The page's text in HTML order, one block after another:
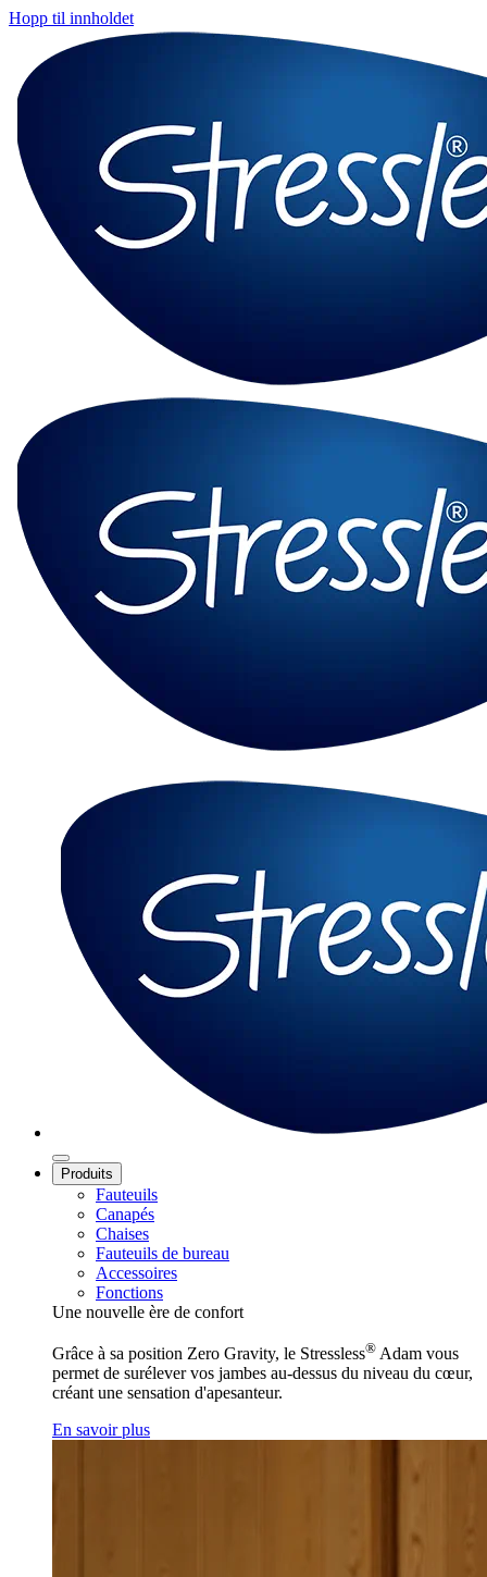
Hopp til innholdet
Produits
Fauteuils
Canapés
Chaises
Fauteuils de bureau
Accessoires
Fonctions
Une nouvelle ère de confort
Grâce à sa position Zero Gravity, le Stressless® Adam vous
permet de surélever vos jambes au-dessus du niveau du cœur,
créant une sensation d'apesanteur.
En savoir plus